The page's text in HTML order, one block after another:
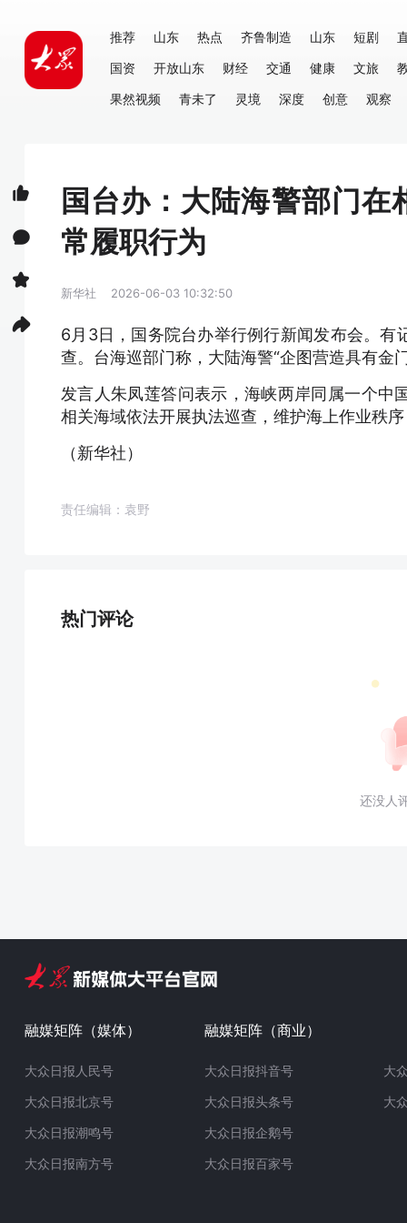
推荐 山东 热点 齐鲁制造 山东 短剧
国资
开放山东 财经 交通 健康 文旅
果然视频
青未了 灵境 深度 创意 观察
国台办：大陆海警部门
常履职行为
新华社 2026-06-03 10:32:50
6月3日，国务院台办举行例行新闻发布会。
查。台海巡部门称，大陆海警“企图营造具有金
发言人朱凤莲答问表示，海峡两岸同属一个中
相关海域依法开展执法巡查，维护海上作业秩
（新华社）
责任编辑：袁野
热门评论
还没人
融媒矩阵（媒体）
大众日报人民号
大众日报北京号
大众日报潮鸣号
大众日报南方号
融媒矩阵（商业）
大众日报抖音号
大众日报头条号
大众日报企鹅号
大众日报百家号
大
大